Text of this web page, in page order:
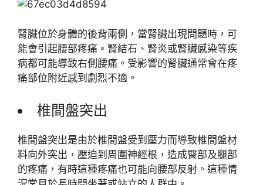
腎臟位於身體的後背兩側，當腎臟出現問題時，可
能會引起腰部疼痛。腎結石、腎炎或腎臟感染等疾
病都可能導致右側腰痛。受影響的腎臟通常會在疼
痛部位附近感到劇烈不適。
椎間盤突出
椎間盤突出是由於椎間盤受到壓力而導致椎間盤材
料向外突出，壓迫到周圍神經根，造成臀部及腿部
的疼痛，有時這種疼痛也可能向腰部反射。這種情